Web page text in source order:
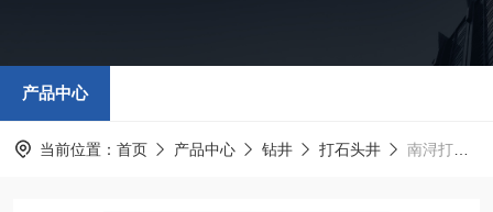
产品中心
当前位置： 首页 产品中心 钻井 打石头井 南浔打井，工厂用水井，承接各类钻井服务